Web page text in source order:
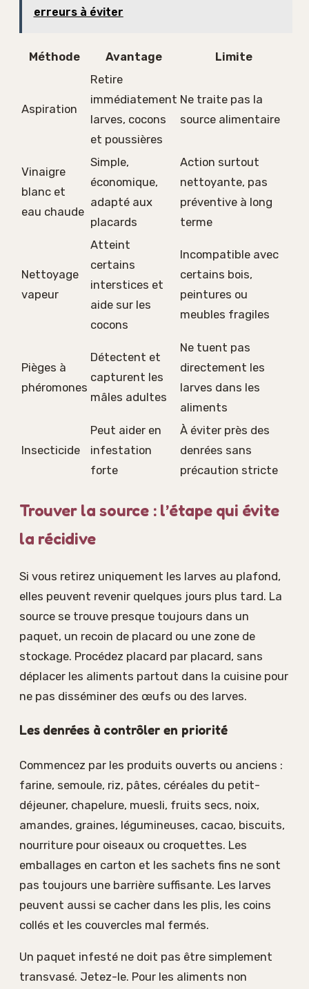
erreurs à éviter
Méthode Avantage Limite
Aspiration
Retire
immédiatement
larves, cocons
et poussières
Ne traite pas la
source alimentaire
Vinaigre
blanc et
eau chaude
Simple,
économique,
adapté aux
placards
Action surtout
nettoyante, pas
préventive à long
terme
Nettoyage
vapeur
Atteint
certains
interstices et
aide sur les
cocons
Incompatible avec
certains bois,
peintures ou
meubles fragiles
Pièges à
phéromones
Détectent et
capturent les
mâles adultes
Ne tuent pas
directement les
larves dans les
aliments
Insecticide
Peut aider en
infestation
forte
À éviter près des
denrées sans
précaution stricte
Trouver la source : l’étape qui évite
la récidive
Si vous retirez uniquement les larves au plafond,
elles peuvent revenir quelques jours plus tard. La
source se trouve presque toujours dans un
paquet, un recoin de placard ou une zone de
stockage. Procédez placard par placard, sans
déplacer les aliments partout dans la cuisine pour
ne pas disséminer des œufs ou des larves.
Les denrées à contrôler en priorité
Commencez par les produits ouverts ou anciens :
farine, semoule, riz, pâtes, céréales du petit-
déjeuner, chapelure, muesli, fruits secs, noix,
amandes, graines, légumineuses, cacao, biscuits,
nourriture pour oiseaux ou croquettes. Les
emballages en carton et les sachets fins ne sont
pas toujours une barrière suffisante. Les larves
peuvent aussi se cacher dans les plis, les coins
collés et les couvercles mal fermés.
Un paquet infesté ne doit pas être simplement
transvasé. Jetez-le. Pour les aliments non